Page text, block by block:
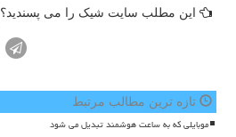
این مطلب سایت شیک را می پسندید؟
تازه ترین مطالب مرتبط
موبایلی که به ساعت هوشمند تبدیل می شود